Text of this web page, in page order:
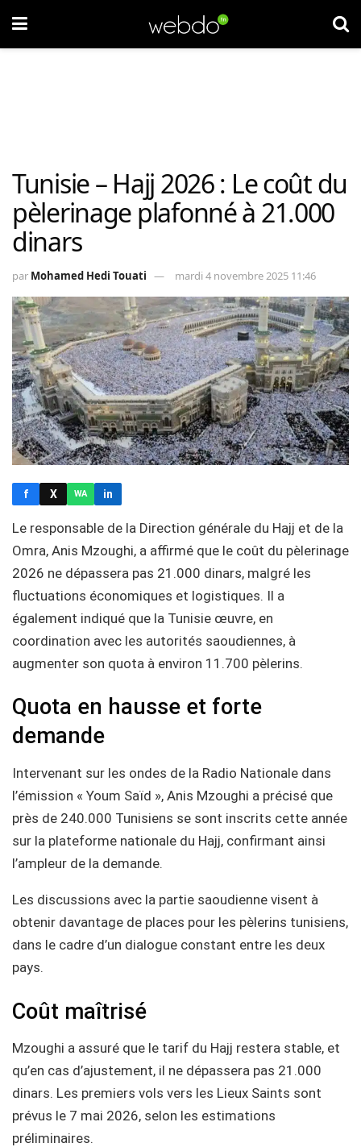
Tunisie – Hajj 2026 : Le coût du
pèlerinage plafonné à 21.000
dinars
par Mohamed Hedi Touati mardi 4 novembre 2025 11:46
f X WA in
Le responsable de la Direction générale du Hajj et de la
Omra, Anis Mzoughi, a affirmé que le coût du pèlerinage
2026 ne dépassera pas 21.000 dinars, malgré les
fluctuations économiques et logistiques. Il a
également indiqué que la Tunisie œuvre, en
coordination avec les autorités saoudiennes, à
augmenter son quota à environ 11.700 pèlerins.
Quota en hausse et forte
demande
Intervenant sur les ondes de la Radio Nationale dans
l’émission « Youm Saïd », Anis Mzoughi a précisé que
près de 240.000 Tunisiens se sont inscrits cette année
sur la plateforme nationale du Hajj, confirmant ainsi
l’ampleur de la demande.
Les discussions avec la partie saoudienne visent à
obtenir davantage de places pour les pèlerins tunisiens,
dans le cadre d’un dialogue constant entre les deux
pays.
Coût maîtrisé
Mzoughi a assuré que le tarif du Hajj restera stable, et
qu’en cas d’ajustement, il ne dépassera pas 21.000
dinars. Les premiers vols vers les Lieux Saints sont
prévus le 7 mai 2026, selon les estimations
préliminaires.